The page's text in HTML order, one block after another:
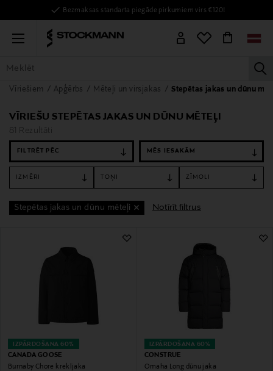
Bezmaksas standarta piegāde pirkumiem virs €120!
Menu
VISAS PRECES SIEVIETĒM VĪRIEŠIEM BĒRNIEM MĀJAI
Vīriešiem Apģērbs Mēteļi un virsjakas Stepētas jakas un dūnu
VĪRIEŠU STEPĒTAS JAKAS UN DŪNU MĒTEĻI
81 Rezultāti
FILTRĒT PĒC
IZMĒRI TOŅI ZĪMOLI
Stepētas jakas un dūnu mēteļi Notīrīt filtrus
IZPĀRDOŠANA 60%
CANADA GOOSE
Burnaby Chore krekljaka
IZPĀRDOŠANA 60%
CONSTRUE
Omaha Long dūnu jaka